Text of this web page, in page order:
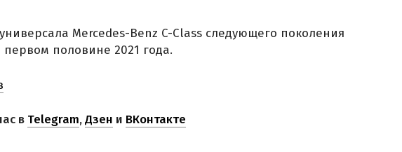
Mercedes-Benz C-Class следующего поколения
первом половине 2021 года.
в Telegram,Дзен и ВКонтакте